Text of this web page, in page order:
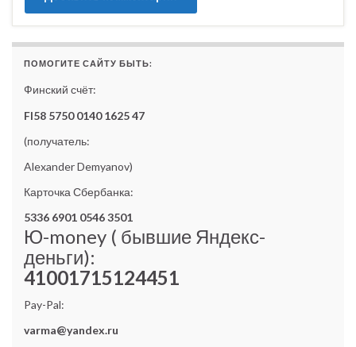
ПОМОГИТЕ САЙТУ БЫТЬ:
Финский счёт:
FI58 5750 0140 1625 47
(получатель:
Alexander Demyanov)
Карточка Сбербанка:
5336 6901 0546 3501
Ю-money ( бывшие Яндекс-
деньги):
41001715124451
Pay-Pal:
varma@yandex.ru